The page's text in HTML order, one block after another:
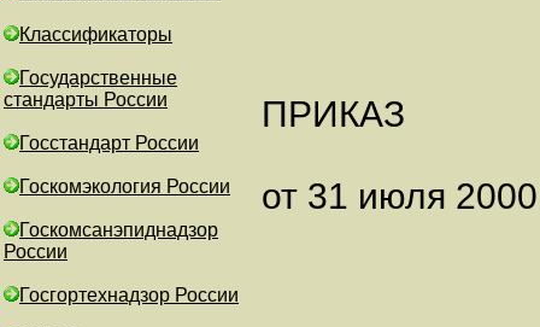
Классификаторы
Государственные
стандарты России
Госстандарт России
Госкомэкология России
Госкомсанэпиднадзор
России
Госгортехнадзор России
ПРИКАЗ
от 31 июля 2000